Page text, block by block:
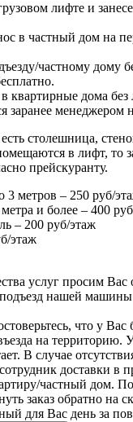
лифте и
в частный дом на
частному дому
квартирные дома без
заранее менеджером
столешница,
в лифт, то
прейскуранту.
3 метров – 250 руб/
и более – 400
– 200 руб/этаж
этаж
услуг просим Вас
нашей
что у Вас
на территорию.
В случае
доставки в
частный дом.
заказ обратно на
для Вас день за